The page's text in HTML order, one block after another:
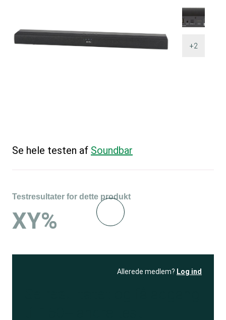
+2
Se hele testen af Soundbar
Testresultater for dette produkt
XY%
Allerede medlem? Log ind